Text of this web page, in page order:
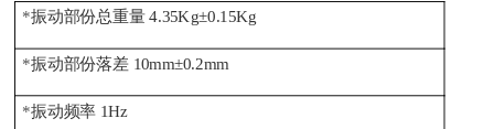
*振动部份总重量 4.35Kg±0.15Kg
*振动部份落差 10mm±0.2mm
*振动频率 1Hz